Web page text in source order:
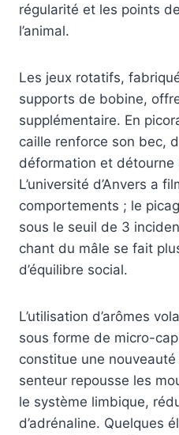
régularité et les points
l’animal.
Les jeux rotatifs,
supports de bobine,
supplémentaire. En
caille renforce son bec,
déformation et détourne
L’université d’Anvers a
comportements ; le
sous le seuil de 3
chant du mâle se fait
d’équilibre social.
L’utilisation d’arômes
sous forme de micro-
constitue une
senteur repousse les
le système limbique,
d’adrénaline. Quelques